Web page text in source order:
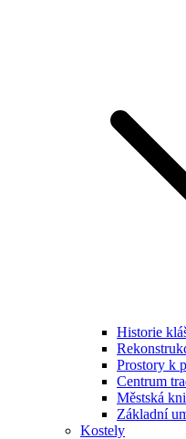
Historie
Prostory k
Centrum
Městská
Základní
Kostely